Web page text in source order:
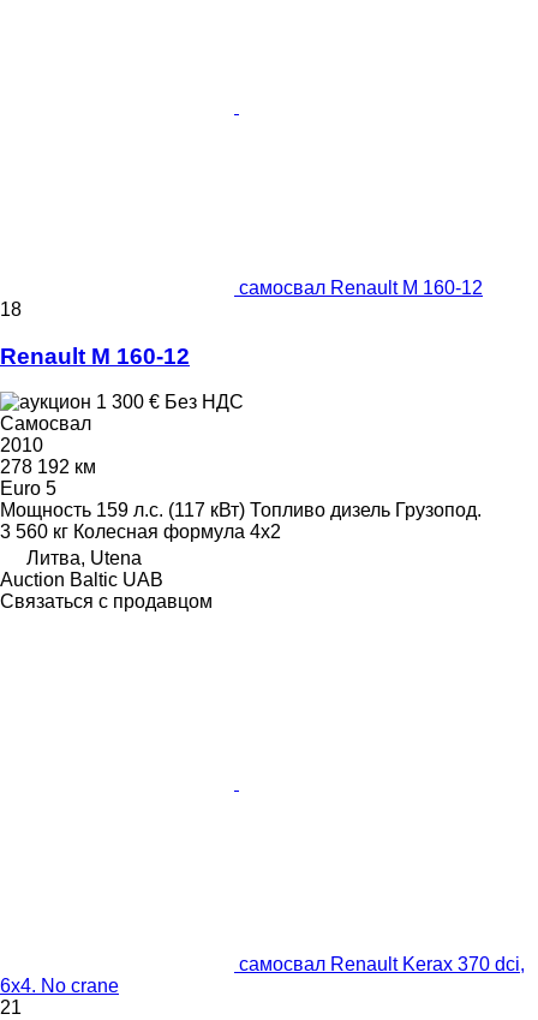
самосвал Renault M 160-12
18
Renault M 160-12
1 300 € Без НДС
Самосвал
2010
278 192 км
Euro 5
Мощность 159 л.с. (117 кВт) Топливо дизель Грузопод.
3 560 кг Колесная формула 4x2
Литва, Utena
Auction Baltic UAB
Связаться с продавцом
самосвал Renault Kerax 370 dci,
6x4. No crane
21